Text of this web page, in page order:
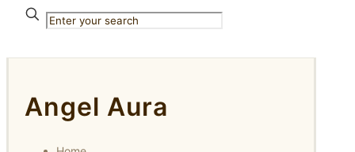
Angel Aura